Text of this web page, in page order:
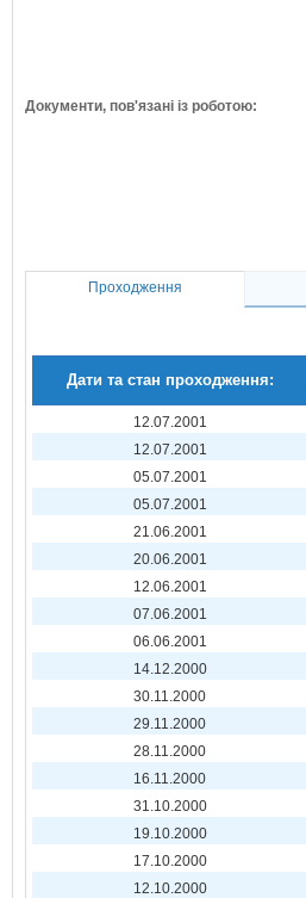
Документи, пов'язані із роботою:
Проходження
Дати та стан проходження:
12.07.2001
12.07.2001
05.07.2001
05.07.2001
21.06.2001
20.06.2001
12.06.2001
07.06.2001
06.06.2001
14.12.2000
30.11.2000
29.11.2000
28.11.2000
16.11.2000
31.10.2000
19.10.2000
17.10.2000
12.10.2000